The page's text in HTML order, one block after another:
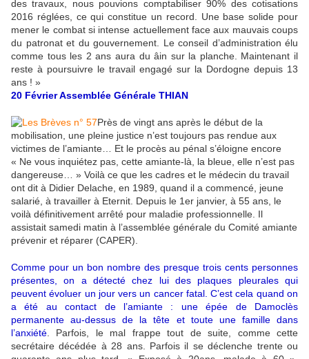
des travaux, nous pouvions comptabiliser 90% des cotisations
2016 réglées, ce qui constitue un record. Une base solide pour
mener le combat si intense actuellement face aux mauvais coups
du patronat et du gouvernement. Le conseil d’administration élu
comme tous les 2 ans aura du âin sur la planche. Maintenant il
reste à poursuivre le travail engagé sur la Dordogne depuis 13
ans ! »
20 Février Assemblée Générale THIAN
Près de vingt ans après le début de la
mobilisation, une pleine justice n’est toujours pas rendue aux
victimes de l’amiante… Et le procès au pénal s’éloigne encore
« Ne vous inquiétez pas, cette amiante-là, la bleue, elle n’est pas
dangereuse… » Voilà ce que les cadres et le médecin du travail
ont dit à Didier Delache, en 1989, quand il a commencé, jeune
salarié, à travailler à Eternit. Depuis le 1er janvier, à 55 ans, le
voilà définitivement arrêté pour maladie professionnelle. Il
assistait samedi matin à l’assemblée générale du Comité amiante
prévenir et réparer (CAPER).
Comme pour un bon nombre des presque trois cents personnes
présentes, on a détecté chez lui des plaques pleurales qui
peuvent évoluer un jour vers un cancer fatal. C’est cela quand on
a été au contact de l’amiante : une épée de Damoclès
permanente au-dessus de la tête et toute une famille dans
l’anxiété . Parfois, le mal frappe tout de suite, comme cette
secrétaire décédée à 28 ans. Parfois il se déclenche trente ou